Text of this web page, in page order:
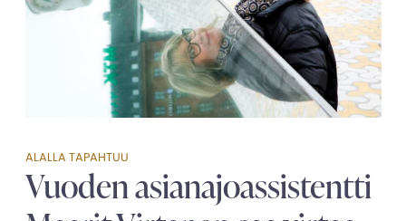
ALALLA TAPAHTUU
Vuoden asianajoassistentti